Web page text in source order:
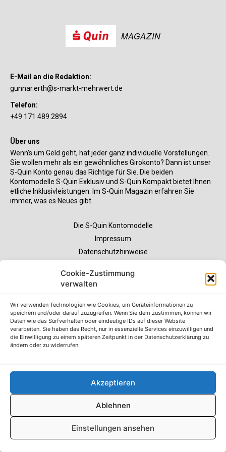
Cookie-Zustimmung
verwalten
Wir verwenden Technologien wie Cookies, um Geräteinformationen zu
speichern und/oder darauf zuzugreifen. Wenn Sie dem zustimmen, können wir
Daten wie das Surfverhalten oder eindeutige IDs auf dieser Website
verarbeiten. Sie haben das Recht, nur in essenzielle Services einzuwilligen und
die Einwilligung zu einem späteren Zeitpunkt in der Datenschutzerklärung zu
ändern oder zu widerrufen.
Akzeptieren
Ablehnen
Einstellungen ansehen
MAGAZIN
E-Mail an die Redaktion:
gunnar.erth@s-markt-mehrwert.de
Telefon:
+49 171 489 2894
Über uns
Wenn’s um Geld geht, hat jeder ganz individuelle Vorstellungen.
Sie wollen mehr als ein gewöhnliches Girokonto? Dann ist unser
S-Quin Konto genau das Richtige für Sie. Die beiden
Kontomodelle S-Quin Exklusiv und S-Quin Kompakt bietet Ihnen
etliche Inklusivleistungen. Im S-Quin Magazin erfahren Sie
immer, was es Neues gibt.
Die S-Quin Kontomodelle
Impressum
Datenschutzhinweise
Erklärung zur Barrierefreiheit
© S-Markt & Mehrwert & Sparkasse Neuss, 2022-25